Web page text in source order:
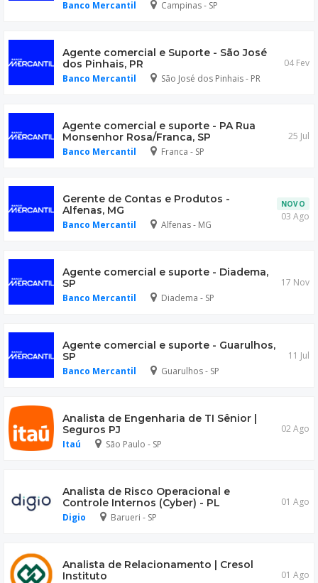
Banco Mercantil Campinas - SP
Agente comercial e Suporte - São José
dos Pinhais, PR
Banco Mercantil São José dos Pinhais - PR
04 Fev
Agente comercial e suporte - PA Rua
Monsenhor Rosa/Franca, SP
Banco Mercantil Franca - SP
25 Jul
Gerente de Contas e Produtos -
Alfenas, MG
Banco Mercantil Alfenas - MG
NOVO
03 Ago
Agente comercial e suporte - Diadema,
SP
Banco Mercantil Diadema - SP
17 Nov
Agente comercial e suporte - Guarulhos,
SP
Banco Mercantil Guarulhos - SP
11 Jul
Analista de Engenharia de TI Sênior |
Seguros PJ
Itaú São Paulo - SP
02 Ago
Analista de Risco Operacional e
Controle Internos (Cyber) - PL
Digio Barueri - SP
01 Ago
Analista de Relacionamento | Cresol
Instituto
01 Ago